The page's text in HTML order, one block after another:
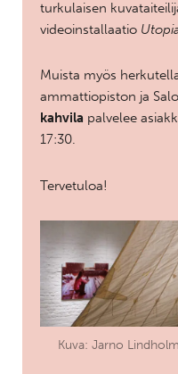
turkulaisen
videoinstallaatio
Muista myös
ammattiopiston ja
kahvila palvelee
17:30.
Tervetuloa!
Kuva: Jarno